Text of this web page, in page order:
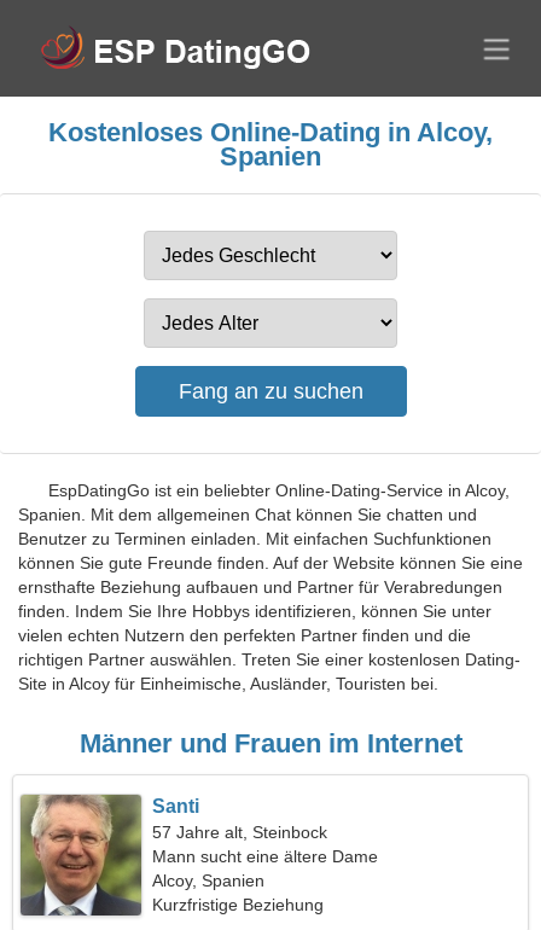
Kostenloses Online-Dating in Alcoy,
Spanien
EspDatingGo ist ein beliebter Online-Dating-Service in Alcoy,
Spanien. Mit dem allgemeinen Chat können Sie chatten und
Benutzer zu Terminen einladen. Mit einfachen Suchfunktionen
können Sie gute Freunde finden. Auf der Website können Sie eine
ernsthafte Beziehung aufbauen und Partner für Verabredungen
finden. Indem Sie Ihre Hobbys identifizieren, können Sie unter
vielen echten Nutzern den perfekten Partner finden und die
richtigen Partner auswählen. Treten Sie einer kostenlosen Dating-
Site in Alcoy für Einheimische, Ausländer, Touristen bei.
Männer und Frauen im Internet
Santi
57 Jahre alt, Steinbock
Mann sucht eine ältere Dame
Alcoy, Spanien
Kurzfristige Beziehung